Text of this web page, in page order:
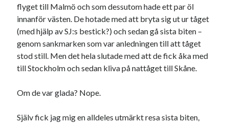
flyget till Malmö och som dessutom hade ett par öl
innanför västen. De hotade med att bryta sig ut ur tåget
(med hjälp av SJ:s bestick?) och sedan gå sista biten –
genom sankmarken som var anledningen till att tåget
stod still. Men det hela slutade med att de fick åka med
till Stockholm och sedan kliva på nattåget till Skåne.
Om de var glada? Nope.
Själv fick jag mig en alldeles utmärkt resa sista biten,